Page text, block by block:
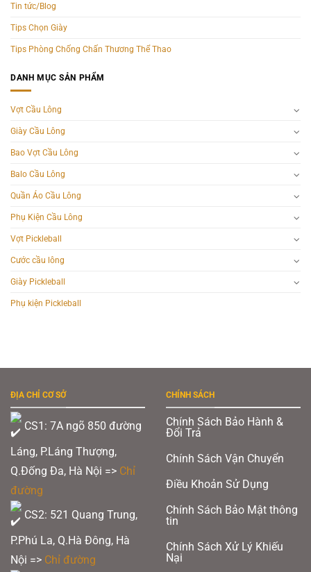
Tin tức/Blog
Tips Chọn Giày
Tips Phòng Chống Chấn Thương Thể Thao
DANH MỤC SẢN PHẨM
Vợt Cầu Lông
Giày Cầu Lông
Bao Vợt Cầu Lông
Balo Cầu Lông
Quần Áo Cầu Lông
Phụ Kiện Cầu Lông
Vợt Pickleball
Cước cầu lông
Giày Pickleball
Phụ kiện Pickleball
ĐỊA CHỈ CƠ SỞ
CS1: 7A ngõ 850 đường
Láng, P.Láng Thượng,
Q.Đống Đa, Hà Nội => Chỉ
đường
CS2: 521 Quang Trung,
P.Phú La, Q.Hà Đông, Hà
Nội => Chỉ đường
CHÍNH SÁCH
Chính Sách Bảo Hành &
Đổi Trả
Chính Sách Vận Chuyển
Điều Khoản Sử Dụng
Chính Sách Bảo Mật thông
tin
Chính Sách Xử Lý Khiếu
Nại